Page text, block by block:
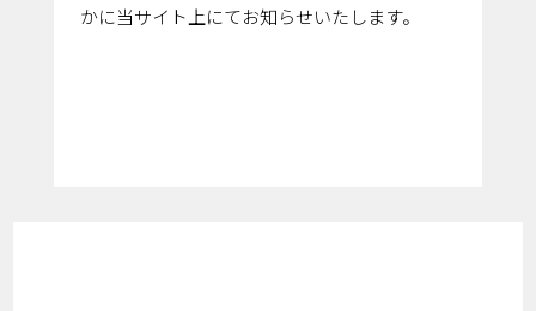
かに当サイト上にてお知らせいたします。